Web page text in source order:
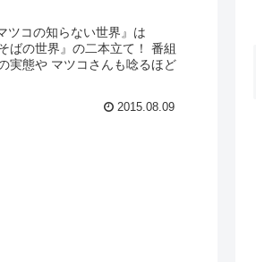
ツコの知らない世界』は
ばの世界』の二本立て！ 番組
実態や マツコさんも唸るほど
2015.08.09